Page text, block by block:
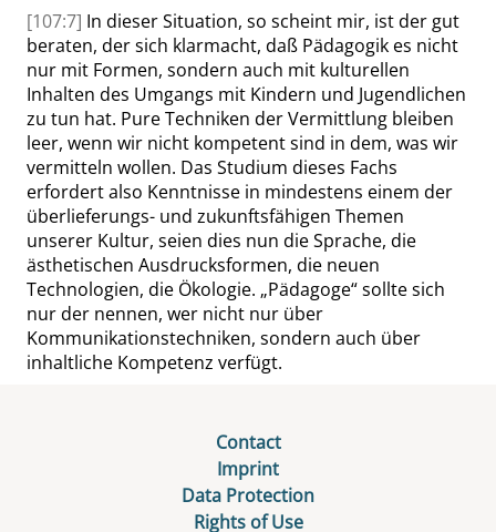
[107:7] In dieser Situation, so scheint mir, ist der gut
beraten, der sich klarmacht, daß Pädagogik es nicht
nur mit Formen, sondern auch mit kulturellen
Inhalten des Umgangs mit Kindern und Jugendlichen
zu tun hat. Pure Techniken der Vermittlung bleiben
leer, wenn wir nicht kompetent sind in dem, was wir
vermitteln wollen. Das Studium dieses Fachs
erfordert also Kenntnisse in mindestens einem der
überlieferungs- und zukunftsfähigen Themen
unserer Kultur, seien dies nun die Sprache, die
ästhetischen Ausdrucksformen, die neuen
Technologien, die Ökologie. „Pädagoge“sollte sich
nur der nennen, wer nicht nur über
Kommunikationstechniken, sondern auch über
inhaltliche Kompetenz verfügt.
Contact
Imprint
Data Protection
Rights of Use